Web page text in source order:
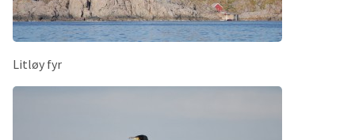
Litløy fyr